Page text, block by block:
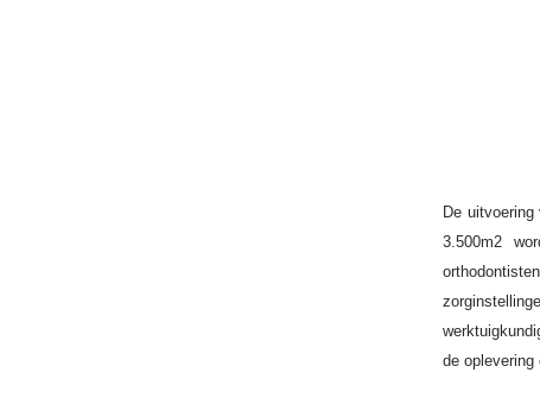
De
3.500m2
de oplevering